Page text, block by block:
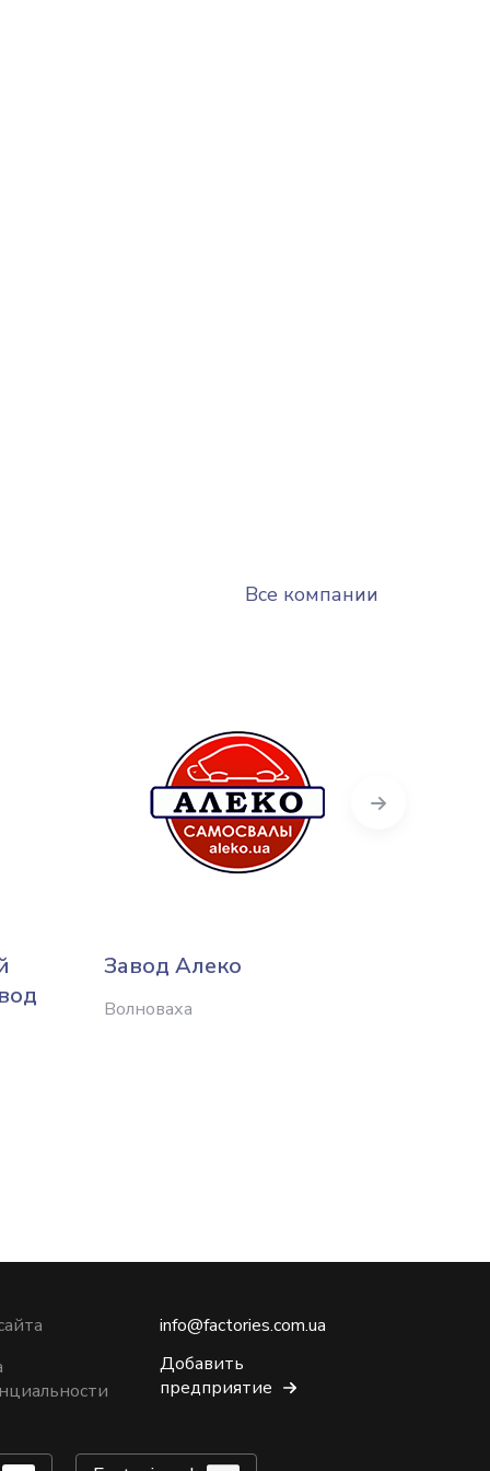
Все компании
Завод Алеко
Волноваха
info@factories.com.ua
Добавить
предприятие